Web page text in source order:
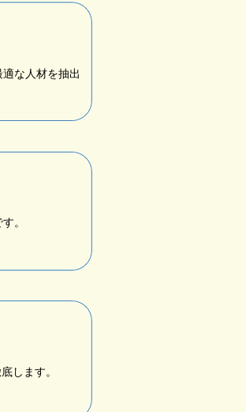
な人材を抽出
。
します。